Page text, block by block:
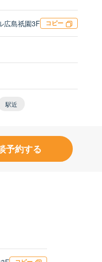
広島祇園3F コピー
駅近
予約する